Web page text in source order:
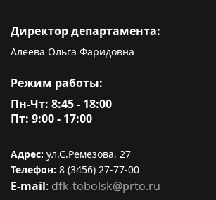
Директор департамента:
Алеева Ольга Фаридовна
Режим работы:
Пн-Чт: 8:45 - 18:00
Пт: 9:00 - 17:00
Адрес: ул.С.Ремезова, 27
Телефон: 8 (3456) 27-77-00
E-mail: dfk-tobolsk@prto.ru